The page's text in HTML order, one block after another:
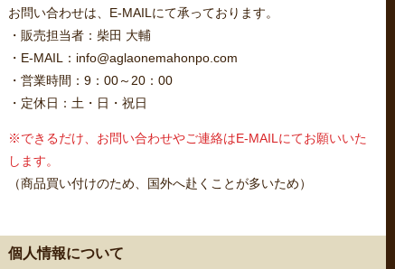
お問い合わせは、E-MAILにて承っております。
・販売担当者：柴田 大輔
・E-MAIL：info@aglaonemahonpo.com
・営業時間：9：00～20：00
・定休日：土・日・祝日
※できるだけ、お問い合わせやご連絡はE-MAILにてお願いいた
します。
（商品買い付けのため、国外へ赴くことが多いため）
個人情報について